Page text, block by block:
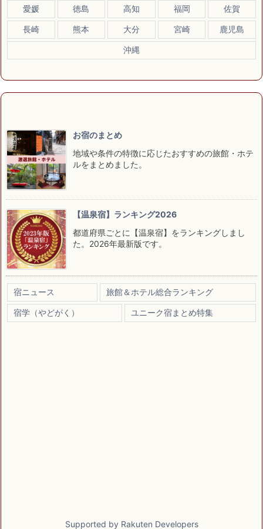
愛媛 徳島 高知 福岡 佐賀
長崎 熊本 大分 宮崎 鹿児島
沖縄
お宿のまとめ
地域や条件の特徴に応じたおすすめの旅館・ホテ
ルをまとめました。
【温泉宿】ランキング2026
都道府県ごとに【温泉宿】をランキングしまし
た。2026年最新版です。
宿ニュース 旅館＆ホテル総合ランキング
宿学（やどがく） ユニーク宿まとめ特集
Supported by Rakuten Developers